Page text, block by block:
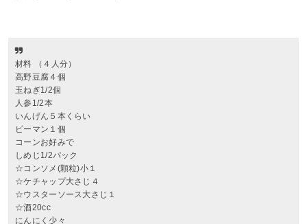
材料 （４人分）
高野豆腐４個
玉ねぎ1/2個
人参1/2本
いんげん５本くらい
ピーマン１個
コーンお好みで
しめじ1/2パック
☆コンソメ(顆粒)小１
☆ケチャップ大さじ４
☆ウスターソース大さじ１
☆酒20cc
にんにく少々